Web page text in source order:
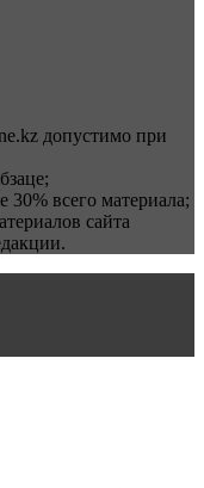
допустимо при
всего материала;
сайта